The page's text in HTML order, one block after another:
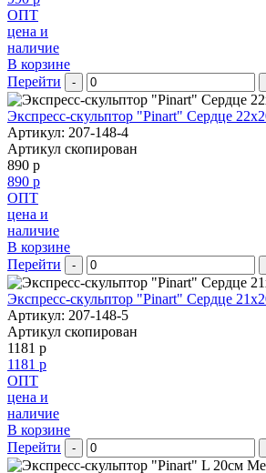
ОПТ
цена и
наличие
В корзине
Перейти
-
Экспресс-скульптор "Pinart" Сердце
Артикул: 207-148-4
Артикул скопирован
890 р
890 р
ОПТ
цена и
наличие
В корзине
Перейти
-
Экспресс-скульптор "Pinart" Сердце
Артикул: 207-148-5
Артикул скопирован
1181 р
1181 р
ОПТ
цена и
наличие
В корзине
Перейти
-